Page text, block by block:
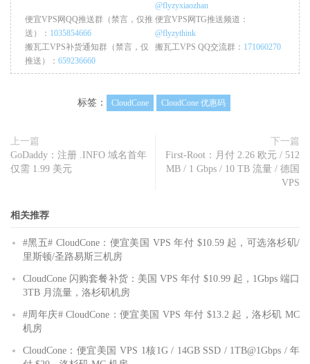
@flyzyxiaozhan
便宜VPS网QQ推送群（禁言，仅推
送）： 1035854666
便宜VPS网TG推送频道：
@flyzythink
搬瓦工VPS补货通知群（禁言，仅
推送）： 659236660
搬瓦工VPS QQ交流群： 171060270
标签： CloudCone CloudCone 优惠码
上一篇
GoDaddy：注册 .INFO 域名首年
仅需 1.99 美元
下一篇
First-Root：月付 2.26 欧元 / 512
MB / 1 Gbps / 10 TB 流量 / 德国
VPS
相关推荐
#黑五# CloudCone：便宜美国 VPS 年付 $10.59 起，可选洛杉矶/
里斯顿/圣路易斯三机房
CloudCone 闪购套餐补货：美国 VPS 年付 $10.99 起，1Gbps 端口
3TB 月流量，洛杉矶机房
#周年庆# CloudCone：便宜美国 VPS 年付 $13.2 起，洛杉矶 MC
机房
CloudCone：便宜美国 VPS 1核1G / 14GB SSD / 1TB@1Gbps / 年